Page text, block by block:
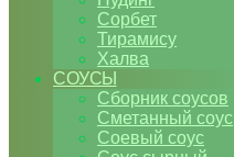
Сорбет
Тирамису
Халва
СОУСЫ
Сборник соусов
Сметанный соус
Соевый соус